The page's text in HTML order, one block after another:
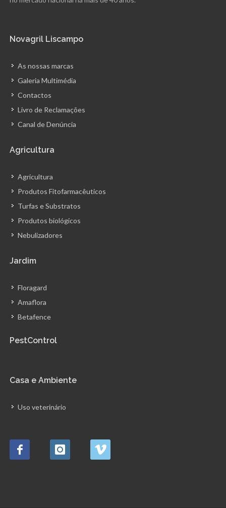
Novagril Liscampo
As nossas marcas
Galeria Multimédia
Contactos
Livro de Reclamações
Canal de Denúncia
Agricultura
Agricultura
Produtos Fitofarmacêuticos
Turfas e Substratos
Produtos biológicos
Nebulizadores
Jardim
Floragard
Amaflora
Betafence
PestControl
Casa e Ambiente
Uso veterinário